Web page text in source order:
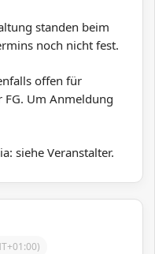
standen beim
noch nicht fest.
offen für
Um Anmeldung
siehe Veranstalter.